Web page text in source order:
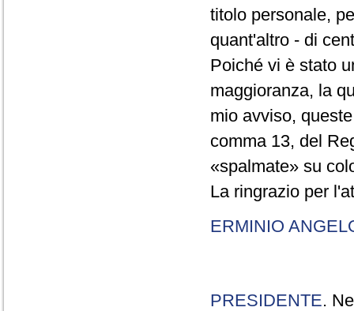
titolo personale,
quant'altro - di
Poiché vi è stato
maggioranza, la
mio avviso,
comma 13, del
«spalmate» su
La ringrazio per
ERMINIO
PRESIDENTE.